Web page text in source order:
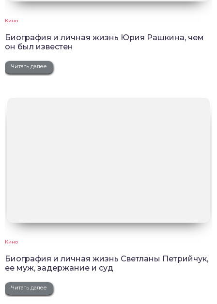
Кино
Биография и личная жизнь Юрия Рашкина, чем
он был известен
Читать далее
Кино
Биография и личная жизнь Светланы Петрийчук,
ее муж, задержание и суд
Читать далее